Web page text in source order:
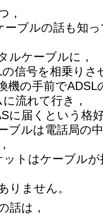
，
ーブルの話も知
ルケーブルに，
信号を相乗り
機の手前でADSL
流れて行き，
に届くという格
ブルは電話局の
トはケーブル
りません。
話は，